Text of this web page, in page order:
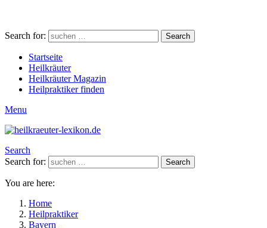
Search for: Search
Startseite
Heilkräuter
Heilkräuter Magazin
Heilpraktiker finden
Menu
Search
Search for:
Search
You are here:
Home
Heilpraktiker
Bayern